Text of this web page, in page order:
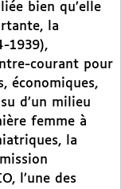
bien qu’elle
la
1939),
courant pour
économiques,
d’un milieu
femme à
la
l’une des